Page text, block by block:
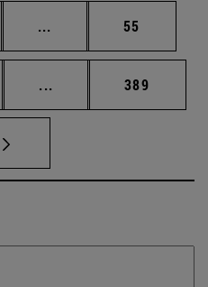
... Páginas intermedias
Página
55
... Páginas intermedias
Página
389